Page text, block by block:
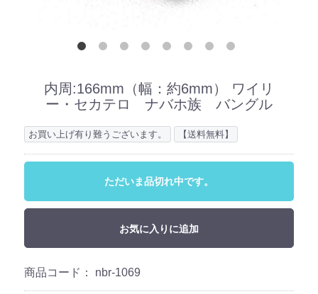
内周:166mm（幅：約6mm） ワイリ
ー・セカテロ ナバホ族 バングル
お買い上げ有り難うございます。 【送料無料】
ただいま品切れ中です。
お気に入りに追加
商品コード： nbr-1069